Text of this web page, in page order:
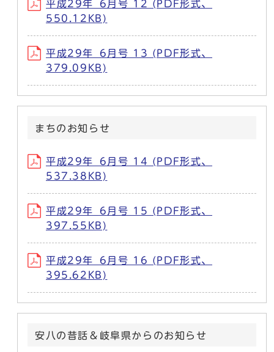
平成29年_6月号 12 (PDF形式、
550.12KB)
平成29年_6月号 13 (PDF形式、
379.09KB)
まちのお知らせ
平成29年_6月号 14 (PDF形式、
537.38KB)
平成29年_6月号 15 (PDF形式、
397.55KB)
平成29年_6月号 16 (PDF形式、
395.62KB)
安八の昔話＆岐阜県からのお知らせ